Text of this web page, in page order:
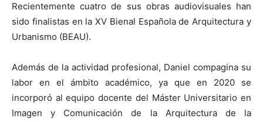
Recientemente cuatro de sus obras audiovisuales han
sido finalistas en la XV Bienal Española de Arquitectura y
Urbanismo (BEAU).
Además de la actividad profesional, Daniel compagina su
labor en el ámbito académico, ya que en 2020 se
incorporó al equipo docente del Máster Universitario en
Imagen y Comunicación de la Arquitectura de la